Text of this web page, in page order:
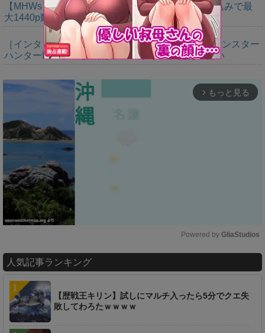
【MHWs】「Switch2版モンハンワイルズはDLSS込みで最
大1440p動作」
［インタビュー］距離を超えて，一緒に狩る。「モンスター
ハンターNow」の新機能 フレンドリンク開発の狙い
arrow_forward_ios もっと見る
u
e
Powered by GliaStudios
人気記事ランキング
【歴戦王キリン】試しにマルチ入ったら5分でクエ失
敗してわろたｗｗｗｗ